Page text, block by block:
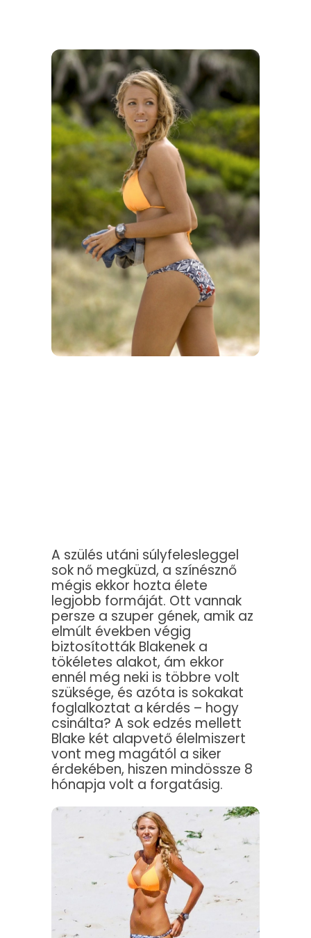
A szülés utáni súlyfelesleggel
sok nő megküzd, a színésznő
mégis ekkor hozta élete
legjobb formáját. Ott vannak
persze a szuper gének, amik az
elmúlt években végig
biztosították Blakenek a
tökéletes alakot, ám ekkor
ennél még neki is többre volt
szüksége, és azóta is sokakat
foglalkoztat a kérdés – hogy
csinálta? A sok edzés mellett
Blake két alapvető élelmiszert
vont meg magától a siker
érdekében, hiszen mindössze 8
hónapja volt a forgatásig.